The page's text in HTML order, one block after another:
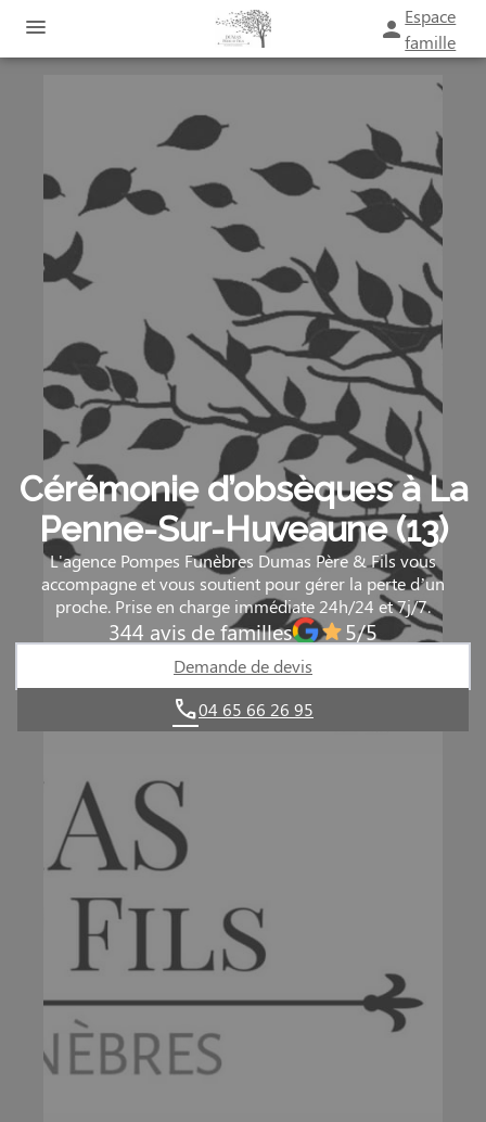
Espace
famille
PRÉVOIR SES OBSÈQUES
SERVICES AUX FAMILLES
MONUMENTS FUNÉRAIRES
NOTRE AGENCE
ESPACES HOMMAGES
Cérémonie d’obsèques à La
Penne-Sur-Huveaune (13)
L'agence Pompes Funèbres Dumas Père & Fils vous
accompagne et vous soutient pour gérer la perte d’un
proche. Prise en charge immédiate 24h/24 et 7j/7.
344 avis de familles 5/5
Demande de devis
04 65 66 26 95